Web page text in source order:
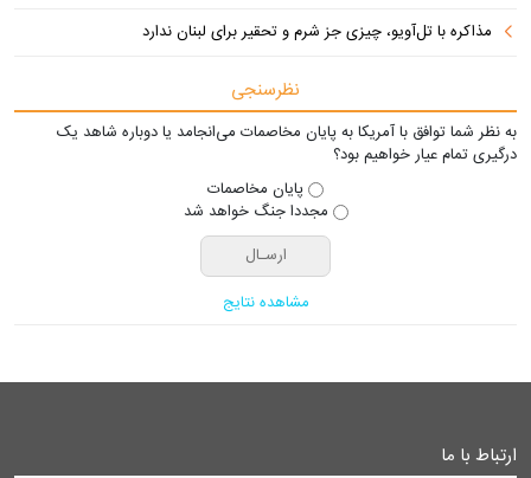
مذاکره با تل‌آویو، چیزی جز شرم و تحقیر برای لبنان ندارد
نظرسنجی
به نظر شما توافق با آمریکا به پایان مخاصمات می‌انجامد یا دوباره شاهد یک
درگیری تمام عیار خواهیم بود؟
پایان مخاصمات
مجددا جنگ خواهد شد
مشاهده نتایج
ارتباط با ما